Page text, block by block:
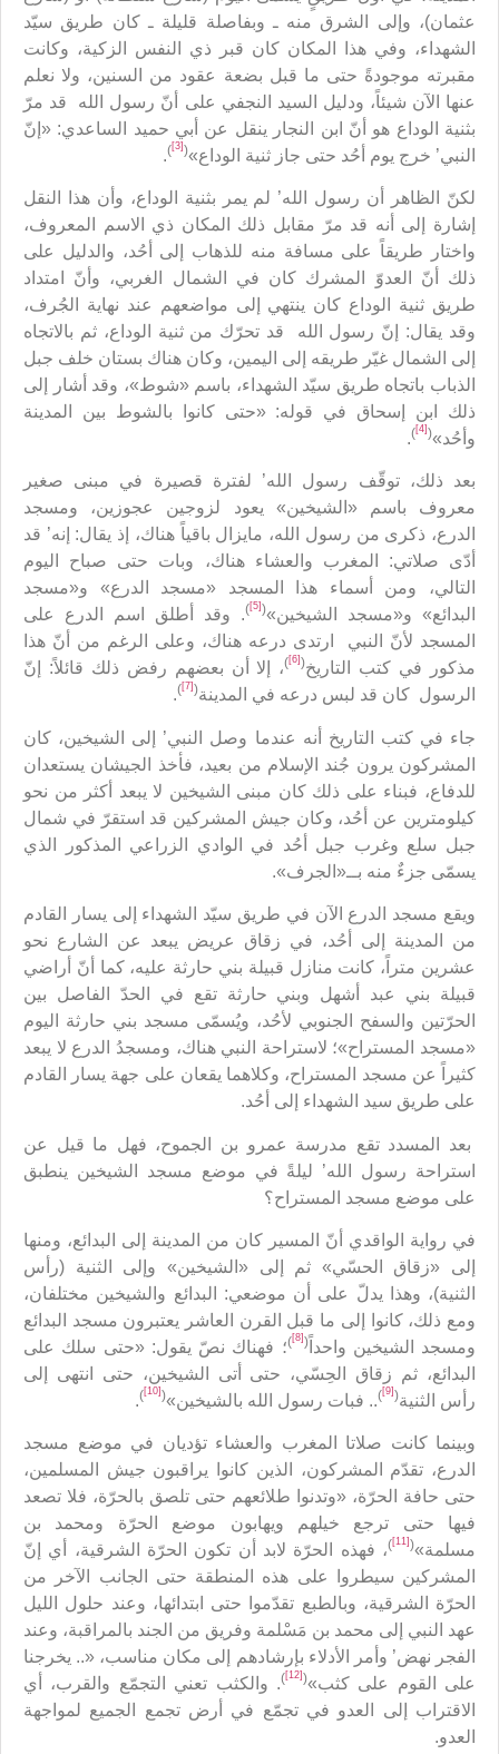
عثمان)، وإلى الشرق منه ـ وبفاصلة قليلة ـ كان طريق سيّد
الشهداء، وفي هذا المكان كان قبر ذي النفس الزكية، وكانت
مقبرته موجودةً حتى ما قبل بضعة عقود من السنين، ولا نعلم
عنها الآن شيئاً، ودليل السيد النجفي على أنّ رسول الله قد مرّ
بثنية الوداع هو أنّ ابن النجار ينقل عن أبي حميد الساعدي: «إنّ
النبي’ خرج يوم أحُد حتى جاز ثنية الوداع»(
[3]
)
.
لكنّ الظاهر أن رسول الله’ لم يمر بثنية الوداع، وأن هذا النقل
إشارة إلى أنه قد مرّ مقابل ذلك المكان ذي الاسم المعروف،
واختار طريقاً على مسافة منه للذهاب إلى أحُد، والدليل على
ذلك أنّ العدوّ المشرك كان في الشمال الغربي، وأنّ امتداد
طريق ثنية الوداع كان ينتهي إلى مواضعهم عند نهاية الجُرف،
وقد يقال: إنّ رسول الله قد تحرّك من ثنية الوداع، ثم بالاتجاه
إلى الشمال غيّر طريقه إلى اليمين، وكان هناك بستان خلف جبل
الذباب باتجاه طريق سيّد الشهداء، باسم «شوط»، وقد أشار إلى
ذلك ابن إسحاق في قوله: «حتى كانوا بالشوط بين المدينة
وأحُد»(
[4]
)
.
بعد ذلك، توقّف رسول الله’ لفترة قصيرة في مبنى صغير
معروف باسم «الشيخين» يعود لزوجين عجوزين، ومسجد
الدرع، ذكرى من رسول الله، مايزال باقياً هناك، إذ يقال: إنه’ قد
أدّى صلاتي: المغرب والعشاء هناك، وبات حتى صباح اليوم
التالي، ومن أسماء هذا المسجد «مسجد الدرع» و«مسجد
البدائع» و«مسجد الشيخين»(
[5]
). وقد أطلق اسم الدرع على
المسجد لأنّ النبي ارتدى درعه هناك، وعلى الرغم من أنّ هذا
مذكور في كتب التاريخ(
[6]
)، إلا أن بعضهم رفض ذلك قائلاً: إنّ
الرسول كان قد لبس درعه في المدينة(
[7]
)
.
جاء في كتب التاريخ أنه عندما وصل النبي’ إلى الشيخين، كان
المشركون يرون جُند الإسلام من بعيد، فأخذ الجيشان يستعدان
للدفاع، فبناء على ذلك كان مبنى الشيخين لا يبعد أكثر من نحو
كيلومترين عن أحُد، وكان جيش المشركين قد استقرّ في شمال
جبل سلع وغرب جبل أحُد في الوادي الزراعي المذكور الذي
يسمّى جزءٌ منه بــ«الجرف».
ويقع مسجد الدرع الآن في طريق سيّد الشهداء إلى يسار القادم
من المدينة إلى أحُد، في زقاق عريض يبعد عن الشارع نحو
عشرين متراً، كانت منازل قبيلة بني حارثة عليه، كما أنّ أراضي
قبيلة بني عبد أشهل وبني حارثة تقع في الحدّ الفاصل بين
الحرّتين والسفح الجنوبي لأحُد، ويُسمّى مسجد بني حارثة اليوم
«مسجد المستراح»؛ لاستراحة النبي هناك، ومسجدُ الدرع لا يبعد
كثيراً عن مسجد المستراح، وكلاهما يقعان على جهة يسار القادم
على طريق سيد الشهداء إلى أحُد.
بعد المسدد تقع مدرسة عمرو بن الجموح، فهل ما قيل عن
استراحة رسول الله’ ليلةً في موضع مسجد الشيخين ينطبق
على موضع مسجد المستراح؟
في رواية الواقدي أنّ المسير كان من المدينة إلى البدائع، ومنها
إلى «زقاق الحسّي» ثم إلى «الشيخين» وإلى الثنية (رأس
الثنية)، وهذا يدلّ على أن موضعي: البدائع والشيخين مختلفان،
ومع ذلك، كانوا إلى ما قبل القرن العاشر يعتبرون مسجد البدائع
ومسجد الشيخين واحداً(
[8]
)؛ فهناك نصّ يقول: «حتى سلك على
البدائع، ثم زقاق الحِسّي، حتى أتى الشيخين، حتى انتهى إلى
رأس الثنية(
[9]
).. فبات رسول الله بالشيخين»(
[10]
)
.
وبينما كانت صلاتا المغرب والعشاء تؤديان في موضع مسجد
الدرع، تقدّم المشركون، الذين كانوا يراقبون جيش المسلمين،
حتى حافة الحرّة، «وتدنوا طلائعهم حتى تلصق بالحرّة، فلا تصعد
فيها حتى ترجع خيلهم ويهابون موضع الحرّة ومحمد بن
مسلمة»(
[11]
)، فهذه الحرّة لابد أن تكون الحرّة الشرقية، أي إنّ
المشركين سيطروا على هذه المنطقة حتى الجانب الآخر من
الحرّة الشرقية، وبالطبع تقدّموا حتى ابتدائها، وعند حلول الليل
عهد النبي إلى محمد بن مَسْلمة وفريق من الجند بالمراقبة، وعند
الفجر نهض’ وأمر الأدلاء بإرشادهم إلى مكان مناسب، «.. يخرجنا
على القوم على كثب»(
[12]
). والكثب تعني التجمّع والقرب، أي
الاقتراب إلى العدو في تجمّع في أرض تجمع الجميع لمواجهة
العدو.